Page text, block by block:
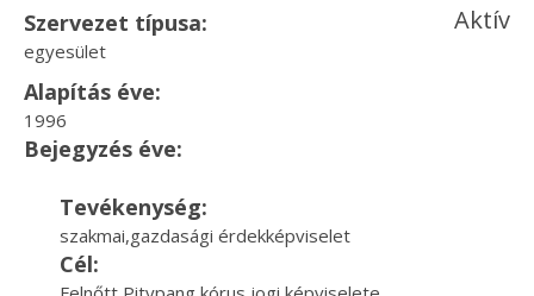
Szervezet típusa:
egyesület
Aktív
Alapítás éve:
1996
Bejegyzés éve:
Tevékenység:
szakmai,gazdasági érdekképviselet
Cél: